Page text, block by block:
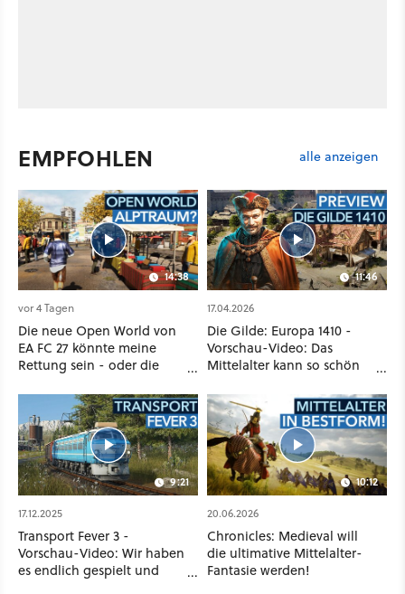
EMPFOHLEN alle anzeigen
14:38
vor 4 Tagen
Die neue Open World von
EA FC 27 könnte meine
Rettung sein - oder die
11:46
17.04.2026
Die Gilde: Europa 1410 -
Vorschau-Video: Das
Mittelalter kann so schön
9:21
17.12.2025
Transport Fever 3 -
Vorschau-Video: Wir haben
es endlich gespielt und
10:12
20.06.2026
Chronicles: Medieval will
die ultimative Mittelalter-
Fantasie werden!